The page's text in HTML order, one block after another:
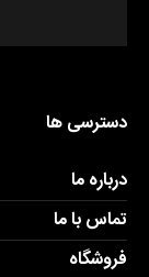
دسترسی ها
درباره ما
تماس با ما
فروشگاه